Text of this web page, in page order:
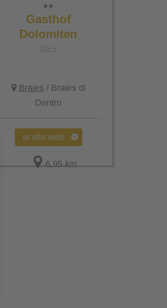
Gasthof
Dolomiten
CIN +
Braies / Braies di
Dentro
al sito web
6,95 km